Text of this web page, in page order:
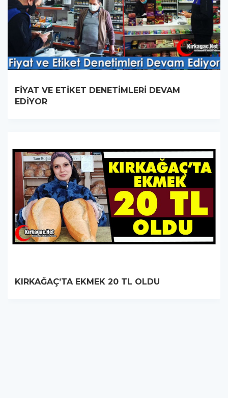
FİYAT VE ETİKET DENETİMLERİ DEVAM
EDİYOR
KIRKAĞAÇ’TA EKMEK 20 TL OLDU